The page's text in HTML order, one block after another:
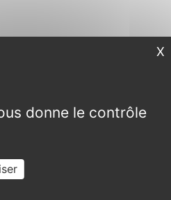
donne le contrôle
X